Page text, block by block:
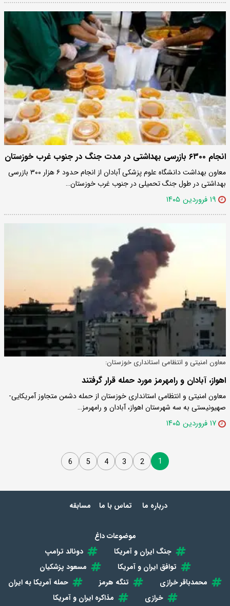
انجام ۶۳۰۰ بازرسی بهداشتی در مدت جنگ در جنوب غرب خوزستان
معاون بهداشت دانشگاه علوم پزشکی آبادان از انجام حدود ۶ هزار ۳۰۰ بازرسی
بهداشتی در طول جنگ تحمیلی در جنوب غرب خوزستان…
۱۹ فروردین ۱۴۰۵
معاون امنیتی و انتظامی استانداری خوزستان:
اهواز، آبادان و رامهرمز مورد حمله قرار گرفتند
معاون امنیتی و انتظامی استانداری خوزستان از حمله دشمن متجاوز آمریکایی-
صهیونیستی به سه شهرستان اهواز، آبادان و رامهرمز…
۱۷ فروردین ۱۴۰۵
1
2
3
4
5
6
درباره ما تماس با ما مسابقه
موضوعات داغ
جنگ ایران و آمریکا
دونالد ترامپ
توافق ایران و آمریکا
مسعود پزشکیان
محمدباقر خرازی
تنگه هرمز
حمله آمریکا به ایران
خرازی
مذاکره ایران و آمریکا